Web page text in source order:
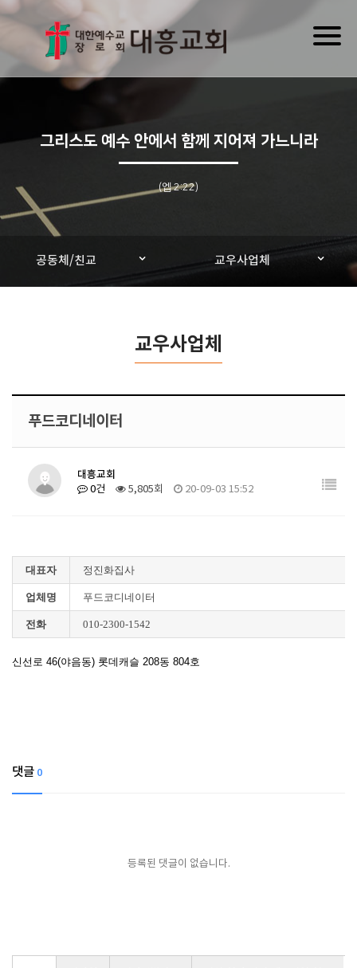
그리스도 예수 안에서 함께 지어져 가느니라
(엡 2:22)
공동체/친교 교우사업체
교우사업체
푸드코디네이터
대흥교회
0건 5,805회 20-09-03 15:52
대표자 정진화집사
업체명 푸드코디네이터
전화 010-2300-1542
신선로 46(야음동) 롯데캐슬 208동 804호
댓글 0
등록된 댓글이 없습니다.